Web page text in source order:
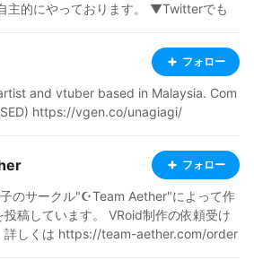
主的にやっております。 ▼Twitterでも
品中 https://luymerbyi.booth.pm/
フォロー
and vtuber based in Malaysia. Com
https://vgen.co/unagiagi/
フォロー
のサークル"☪Team Aether"によって作
投稿しています。 VRoid制作の依頼受け
詳しくは https://team-aether.com/order